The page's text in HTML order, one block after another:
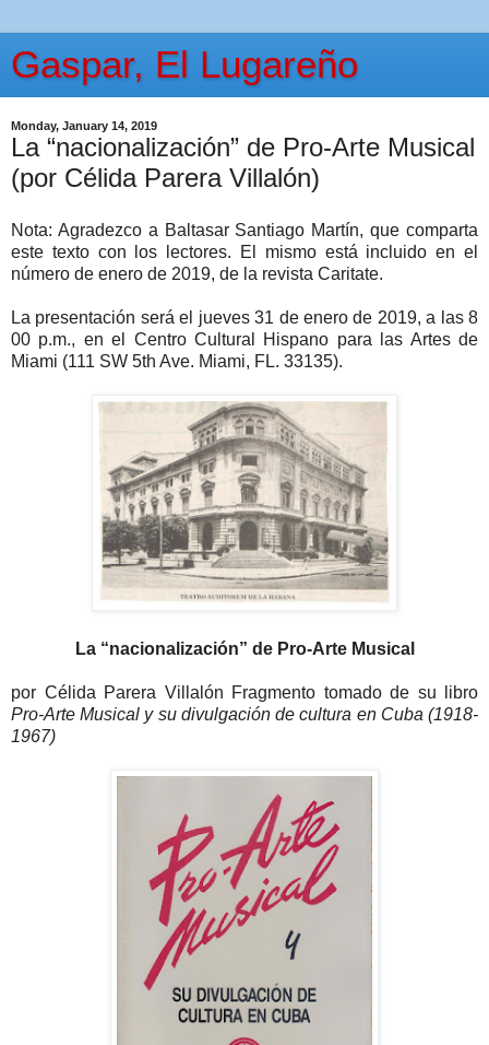
Gaspar, El Lugareño
Monday, January 14, 2019
La “nacionalización” de Pro-Arte Musical
(por Célida Parera Villalón)
Nota: Agradezco a Baltasar Santiago Martín, que comparta
este texto con los lectores. El mismo está incluido en el
número de enero de 2019, de la revista Caritate.
La presentación será el jueves 31 de enero de 2019, a las 8
00 p.m., en el Centro Cultural Hispano para las Artes de
Miami (111 SW 5th Ave. Miami, FL. 33135).
La “nacionalización” de Pro-Arte Musical
por Célida Parera Villalón Fragmento tomado de su libro
Pro-Arte Musical y su divulgación de cultura en Cuba (1918-
1967)